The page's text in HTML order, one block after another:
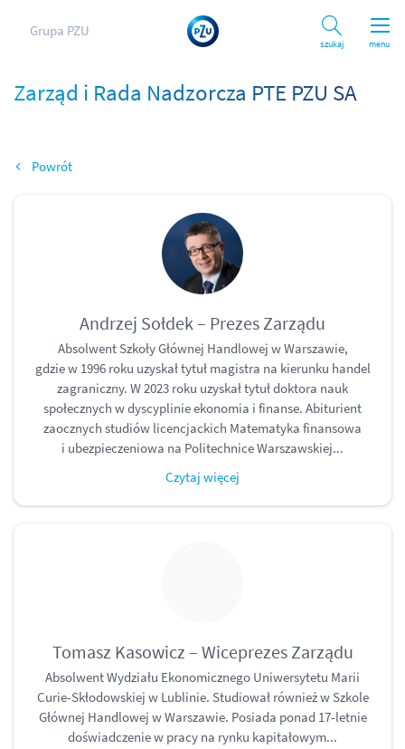
menu
Grupa PZU
Szukaj
Zarząd i Rada Nadzorcza PTE PZU SA
Wróć
Andrzej Sołdek – Prezes Zarządu
Absolwent Szkoły Głównej Handlowej w Warszawie,
gdzie w 1996 roku uzyskał tytuł magistra na kierunku handel
zagraniczny. W 2023 roku uzyskał tytuł doktora nauk
społecznych w dyscyplinie ekonomia i finanse. Abiturient
zaocznych studiów licencjackich Matematyka finansowa
i ubezpieczeniowa na Politechnice Warszawskiej...
Czytaj więcej
Tomasz Kasowicz – Wiceprezes Zarządu
Absolwent Wydziału Ekonomicznego Uniwersytetu Marii
Curie-Skłodowskiej w Lublinie. Studiował również w Szkole
Głównej Handlowej w Warszawie. Posiada ponad 17-letnie
doświadczenie w pracy na rynku kapitałowym...